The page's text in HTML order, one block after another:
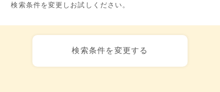
検索条件を変更しお試しください。
検索条件を変更する